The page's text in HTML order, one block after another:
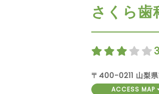
さくら歯
3
〒400-0211 山梨
ACCESS MAP